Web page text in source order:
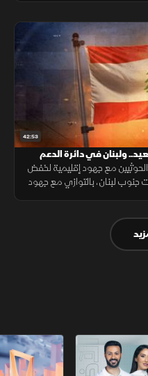
42:53
ولبنان في دائرة الدعم
مع جهود إقليمية لخفض
جنوب لبنان، بالتوازي مع جهود
أخبار الشرق